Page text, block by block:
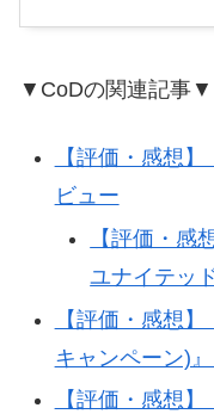
▼CoDの関連記事▼
【評価・感想
ビュー
【評価・感
ユナイテッ
【評価・感想
キャンペーン)
【評価・感想